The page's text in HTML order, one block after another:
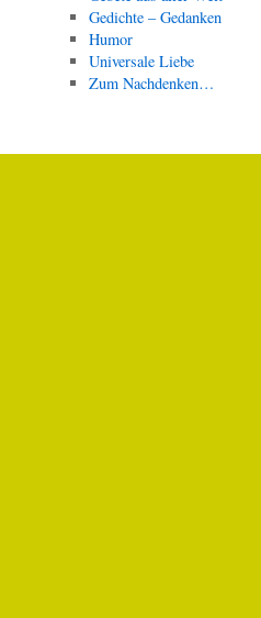
Gedichte – Gedanken
Humor
Universale Liebe
Zum Nachdenken…